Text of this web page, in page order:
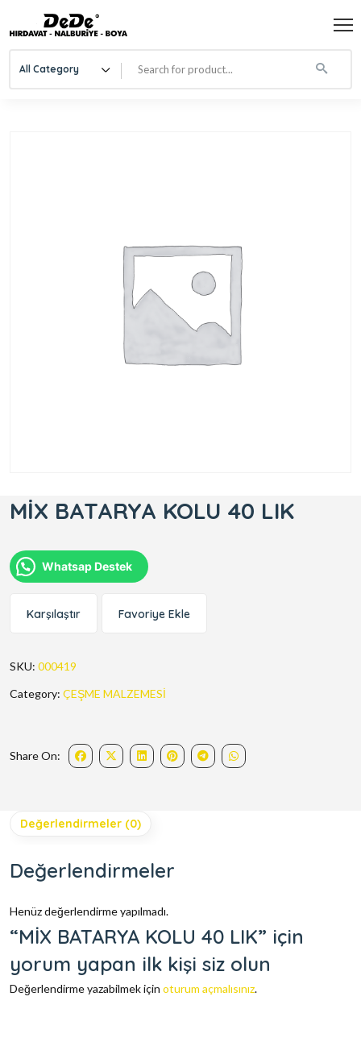
All Category
MİX BATARYA KOLU 40 LIK
Whatsap Destek
Karşılaştır Favoriye Ekle
SKU: 000419
Category: ÇEŞME MALZEMESİ
Share On:
Değerlendirmeler (0)
Değerlendirmeler
Henüz değerlendirme yapılmadı.
“MİX BATARYA KOLU 40 LIK” için
yorum yapan ilk kişi siz olun
Değerlendirme yazabilmek için oturum açmalısınız.